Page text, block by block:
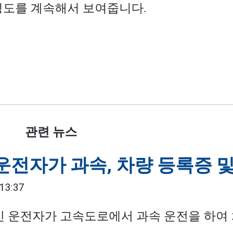
를 계속해서 보여줍니다.
관련 뉴스
전자가 과속, 차량 등록증
운전자가 고속도로에서 과속 운전을 하